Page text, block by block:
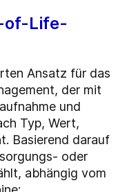
of-Life-
Ansatz für das
der mit
und
Typ, Wert,
Basierend darauf
oder
abhängig vom